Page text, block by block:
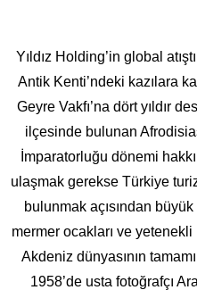
Yıldız Holding’in global
Antik Kenti’ndeki kazılara
Geyre Vakfı’na dört yıldır
ilçesinde bulunan
İmparatorluğu dönemi
ulaşmak gerekse Türkiye
bulunmak açısından
mermer ocakları ve yetenekli
Akdeniz dünyasının
1958’de usta fotoğrafçı